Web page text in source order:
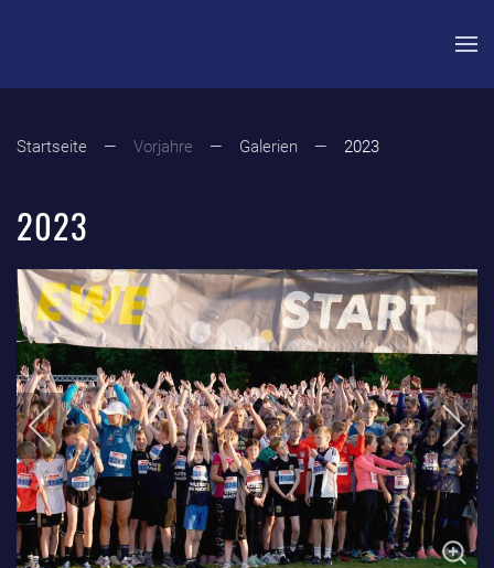
Startseite Vorjahre Galerien 2023
2023